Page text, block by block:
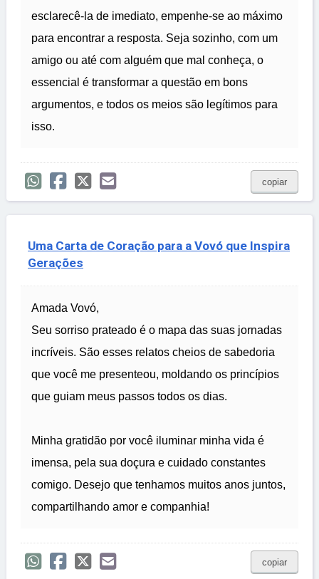
esclarecê-la de imediato, empenhe-se ao máximo
para encontrar a resposta. Seja sozinho, com um
amigo ou até com alguém que mal conheça, o
essencial é transformar a questão em bons
argumentos, e todos os meios são legítimos para
isso.
copiar
Uma Carta de Coração para a Vovó que Inspira
Gerações
Amada Vovó,
Seu sorriso prateado é o mapa das suas jornadas
incríveis. São esses relatos cheios de sabedoria
que você me presenteou, moldando os princípios
que guiam meus passos todos os dias.
Minha gratidão por você iluminar minha vida é
imensa, pela sua doçura e cuidado constantes
comigo. Desejo que tenhamos muitos anos juntos,
compartilhando amor e companhia!
copiar